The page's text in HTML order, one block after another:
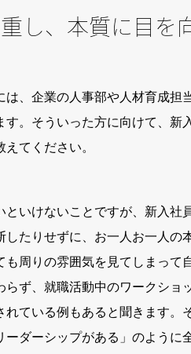
し、本質に目を
は、企業の人事部や人材育成担
。そういった方に向けて、新
てください。
いけないことですが、新入社
たりせずに、お一人お一人の
周りの雰囲気を見てしまって
ず、就職活動中のワークショ
ている例もあると聞きます。
ダーシップがある」のように